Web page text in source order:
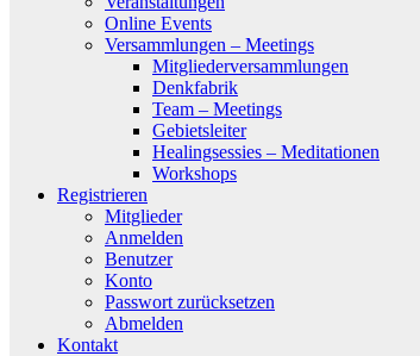
Online Events
Versammlungen – Meetings
Mitgliederversammlungen
Denkfabrik
Team – Meetings
Gebietsleiter
Healingsessies – Meditationen
Workshops
Registrieren
Mitglieder
Anmelden
Benutzer
Konto
Passwort zurücksetzen
Abmelden
Kontakt